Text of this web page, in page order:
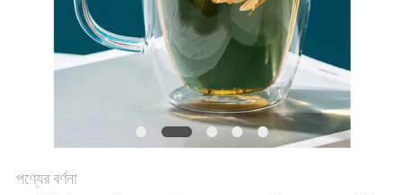
পণ্যের বর্ণনা